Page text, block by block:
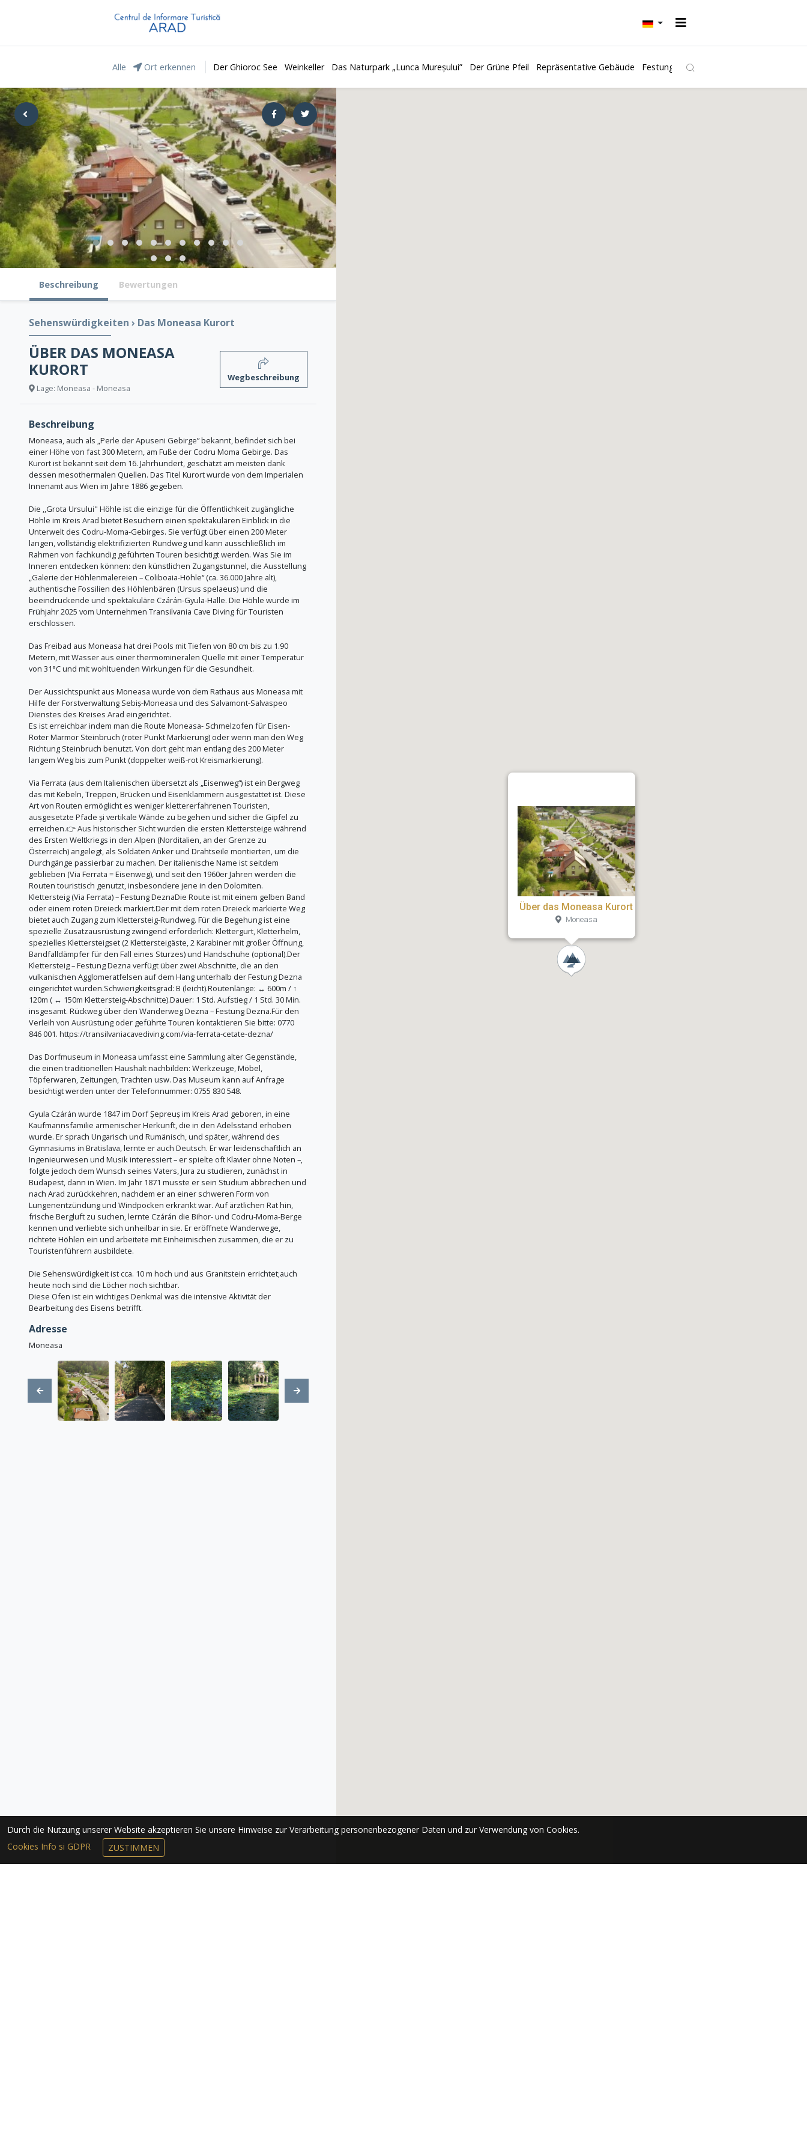
Alle Ort erkennen Der Ghioroc See Weinkeller Das Naturpark „Lunca Mureșului” Der Grüne Pfeil Repräsentative Gebäude Festungen und Burgen
Beschreibung Bewertungen
Sehenswürdigkeiten › Das Moneasa Kurort
ÜBER DAS MONEASA
KURORT
Lage: Moneasa - Moneasa
Wegbeschreibung
Beschreibung
Moneasa, auch als „Perle der Apuseni Gebirge” bekannt, befindet sich bei
einer Höhe von fast 300 Metern, am Fuße der Codru Moma Gebirge. Das
Kurort ist bekannt seit dem 16. Jahrhundert, geschätzt am meisten dank
dessen mesothermalen Quellen. Das Titel Kurort wurde von dem Imperialen
Innenamt aus Wien im Jahre 1886 gegeben.
Die ,,Grota Ursului" Höhle ist die einzige für die Öffentlichkeit zugängliche
Höhle im Kreis Arad bietet Besuchern einen spektakulären Einblick in die
Unterwelt des Codru-Moma-Gebirges. Sie verfügt über einen 200 Meter
langen, vollständig elektrifizierten Rundweg und kann ausschließlich im
Rahmen von fachkundig geführten Touren besichtigt werden. Was Sie im
Inneren entdecken können: den künstlichen Zugangstunnel, die Ausstellung
„Galerie der Höhlenmalereien – Coliboaia-Höhle“ (ca. 36.000 Jahre alt),
authentische Fossilien des Höhlenbären (Ursus spelaeus) und die
beeindruckende und spektakuläre Czárán-Gyula-Halle. Die Höhle wurde im
Frühjahr 2025 vom Unternehmen Transilvania Cave Diving für Touristen
erschlossen.
Das Freibad aus Moneasa hat drei Pools mit Tiefen von 80 cm bis zu 1.90
Metern, mit Wasser aus einer thermomineralen Quelle mit einer Temperatur
von 31°C und mit wohltuenden Wirkungen für die Gesundheit.
Der Aussichtspunkt aus Moneasa wurde von dem Rathaus aus Moneasa mit
Hilfe der Forstverwaltung Sebiș-Moneasa und des Salvamont-Salvaspeo
Dienstes des Kreises Arad eingerichtet.
Es ist erreichbar indem man die Route Moneasa- Schmelzofen für Eisen-
Roter Marmor Steinbruch (roter Punkt Markierung) oder wenn man den Weg
Richtung Steinbruch benutzt. Von dort geht man entlang des 200 Meter
langem Weg bis zum Punkt (doppelter weiß-rot Kreismarkierung).
Via Ferrata (aus dem Italienischen übersetzt als „Eisenweg“) ist ein Bergweg
das mit Kebeln, Treppen, Brücken und Eisenklammern ausgestattet ist. Diese
Art von Routen ermöglicht es weniger klettererfahrenen Touristen,
ausgesetzte Pfade și vertikale Wände zu begehen und sicher die Gipfel zu
erreichen.👉 Aus historischer Sicht wurden die ersten Klettersteige während
des Ersten Weltkriegs in den Alpen (Norditalien, an der Grenze zu
Österreich) angelegt, als Soldaten Anker und Drahtseile montierten, um die
Durchgänge passierbar zu machen. Der italienische Name ist seitdem
geblieben (Via Ferrata = Eisenweg), und seit den 1960er Jahren werden die
Routen touristisch genutzt, insbesondere jene in den Dolomiten.
Klettersteig (Via Ferrata) – Festung DeznaDie Route ist mit einem gelben Band
oder einem roten Dreieck markiert.Der mit dem roten Dreieck markierte Weg
bietet auch Zugang zum Klettersteig-Rundweg. Für die Begehung ist eine
spezielle Zusatzausrüstung zwingend erforderlich: Klettergurt, Kletterhelm,
spezielles Klettersteigset (2 Klettersteigäste, 2 Karabiner mit großer Öffnung,
Bandfalldämpfer für den Fall eines Sturzes) und Handschuhe (optional).Der
Klettersteig – Festung Dezna verfügt über zwei Abschnitte, die an den
vulkanischen Agglomeratfelsen auf dem Hang unterhalb der Festung Dezna
eingerichtet wurden.Schwierigkeitsgrad: B (leicht).Routenlänge: ↔️ 600m / ↑
120m ( ↔️ 150m Klettersteig-Abschnitte).Dauer: 1 Std. Aufstieg / 1 Std. 30 Min.
insgesamt. Rückweg über den Wanderweg Dezna – Festung Dezna.Für den
Verleih von Ausrüstung oder geführte Touren kontaktieren Sie bitte: 0770
846 001. https://transilvaniacavediving.com/via-ferrata-cetate-dezna/
Das Dorfmuseum in Moneasa umfasst eine Sammlung alter Gegenstände,
die einen traditionellen Haushalt nachbilden: Werkzeuge, Möbel,
Töpferwaren, Zeitungen, Trachten usw. Das Museum kann auf Anfrage
besichtigt werden unter der Telefonnummer: 0755 830 548.
Gyula Czárán wurde 1847 im Dorf Șepreuș im Kreis Arad geboren, in eine
Kaufmannsfamilie armenischer Herkunft, die in den Adelsstand erhoben
wurde. Er sprach Ungarisch und Rumänisch, und später, während des
Gymnasiums in Bratislava, lernte er auch Deutsch. Er war leidenschaftlich an
Ingenieurwesen und Musik interessiert – er spielte oft Klavier ohne Noten –,
folgte jedoch dem Wunsch seines Vaters, Jura zu studieren, zunächst in
Budapest, dann in Wien. Im Jahr 1871 musste er sein Studium abbrechen und
nach Arad zurückkehren, nachdem er an einer schweren Form von
Lungenentzündung und Windpocken erkrankt war. Auf ärztlichen Rat hin,
frische Bergluft zu suchen, lernte Czárán die Bihor- und Codru-Moma-Berge
kennen und verliebte sich unheilbar in sie. Er eröffnete Wanderwege,
richtete Höhlen ein und arbeitete mit Einheimischen zusammen, die er zu
Touristenführern ausbildete.
Die Sehenswürdigkeit ist cca. 10 m hoch und aus Granitstein errichtet;auch
heute noch sind die Löcher noch sichtbar.
Diese Ofen ist ein wichtiges Denkmal was die intensive Aktivität der
Bearbeitung des Eisens betrifft.
Adresse
Moneasa
Über das Moneasa Kurort
Moneasa
Durch die Nutzung unserer Website akzeptieren Sie unsere Hinweise zur Verarbeitung personenbezogener Daten und zur Verwendung von Cookies.
Cookies Info si GDPR
ZUSTIMMEN